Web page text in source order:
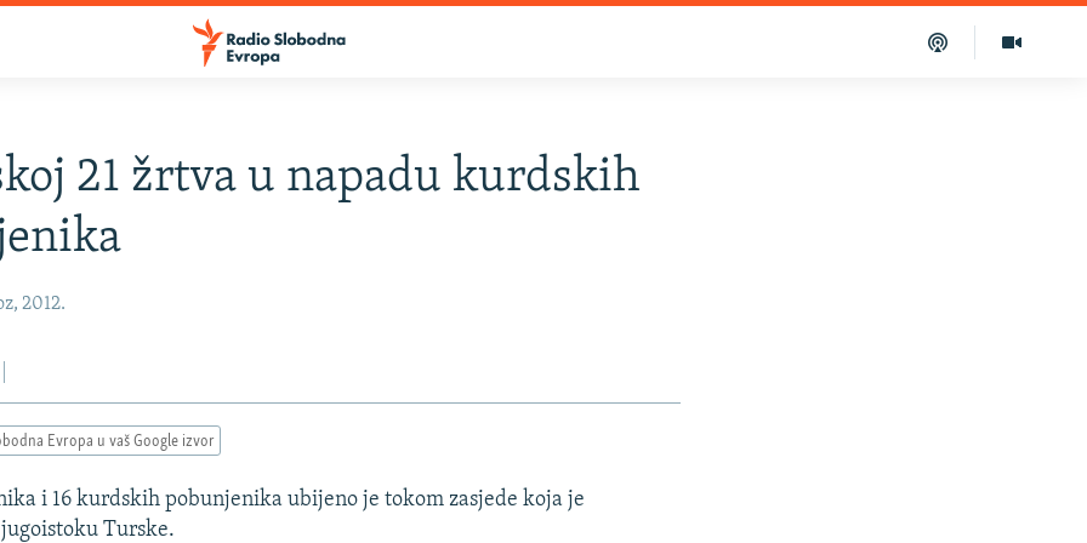
21 žrtva u napadu kurdskih
2012.
Evropa u vaš Google izvor
i 16 kurdskih pobunjenika ubijeno je tokom zasjede koja je
Turske.